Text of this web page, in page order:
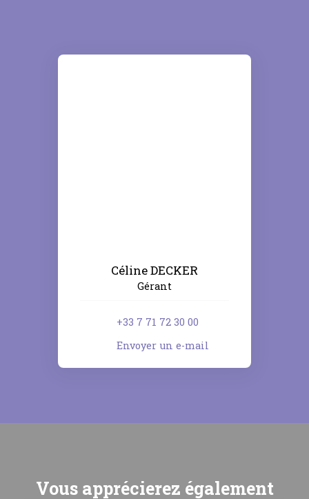
Céline DECKER
Gérant
+33 7 71 72 30 00
Envoyer un e-mail
Vous apprécierez également